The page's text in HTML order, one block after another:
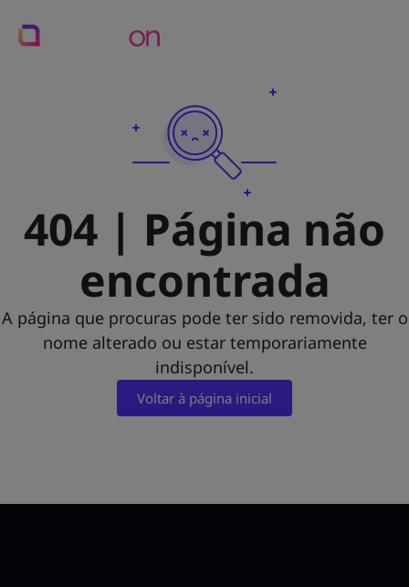
404 | Página não
encontrada
A página que procuras pode ter sido removida, ter o
nome alterado ou estar temporariamente
indisponível.
Voltar à página inicial